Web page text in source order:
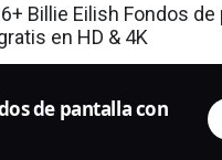
Billie Eilish Fondos de
en HD & 4K
de pantalla con